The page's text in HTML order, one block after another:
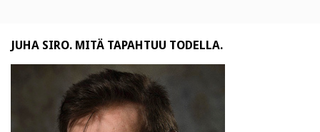
JUHA SIRO. MITÄ TAPAHTUU TODELLA.